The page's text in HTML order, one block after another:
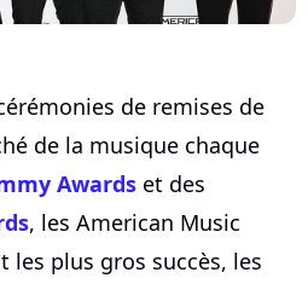
de remises de
de la musique chaque
Awards et des
, les American Music
les plus gros succès, les